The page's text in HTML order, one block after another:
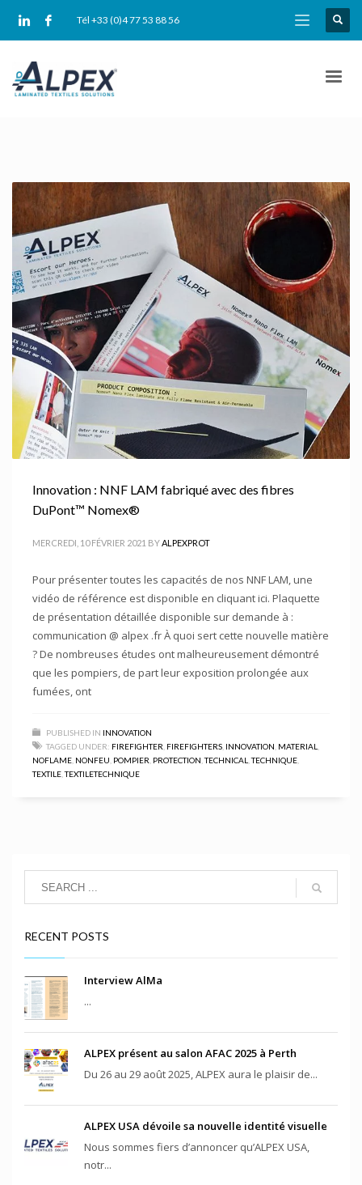
Tél +33 (0)4 77 53 88 56
Innovation : NNF LAM fabriqué avec des fibres
DuPont™ Nomex®
MERCREDI, 10 FÉVRIER 2021 BYALPEXPROT
Pour présenter toutes les capacités de nos NNF LAM, une
vidéo de référence est disponible en cliquant ici. Plaquette
de présentation détaillée disponible sur demande à :
communication @ alpex .fr À quoi sert cette nouvelle matière
? De nombreuses études ont malheureusement démontré
que les pompiers, de part leur exposition prolongée aux
fumées, ont
PUBLISHED IN INNOVATION
TAGGED UNDER: FIREFIGHTER FIREFIGHTERS INNOVATION MATERIAL
NOFLAME NONFEU POMPIER PROTECTION ,TECHNICAL ,TECHNIQUE
TEXTILE ,TEXTILETECHNIQUE
RECENT POSTS
Interview AlMa
...
ALPEX présent au salon AFAC 2025 à Perth
Du 26 au 29 août 2025, ALPEX aura le plaisir de...
ALPEX USA dévoile sa nouvelle identité visuelle
Nous sommes fiers d’annoncer qu’ALPEX USA,
notr...